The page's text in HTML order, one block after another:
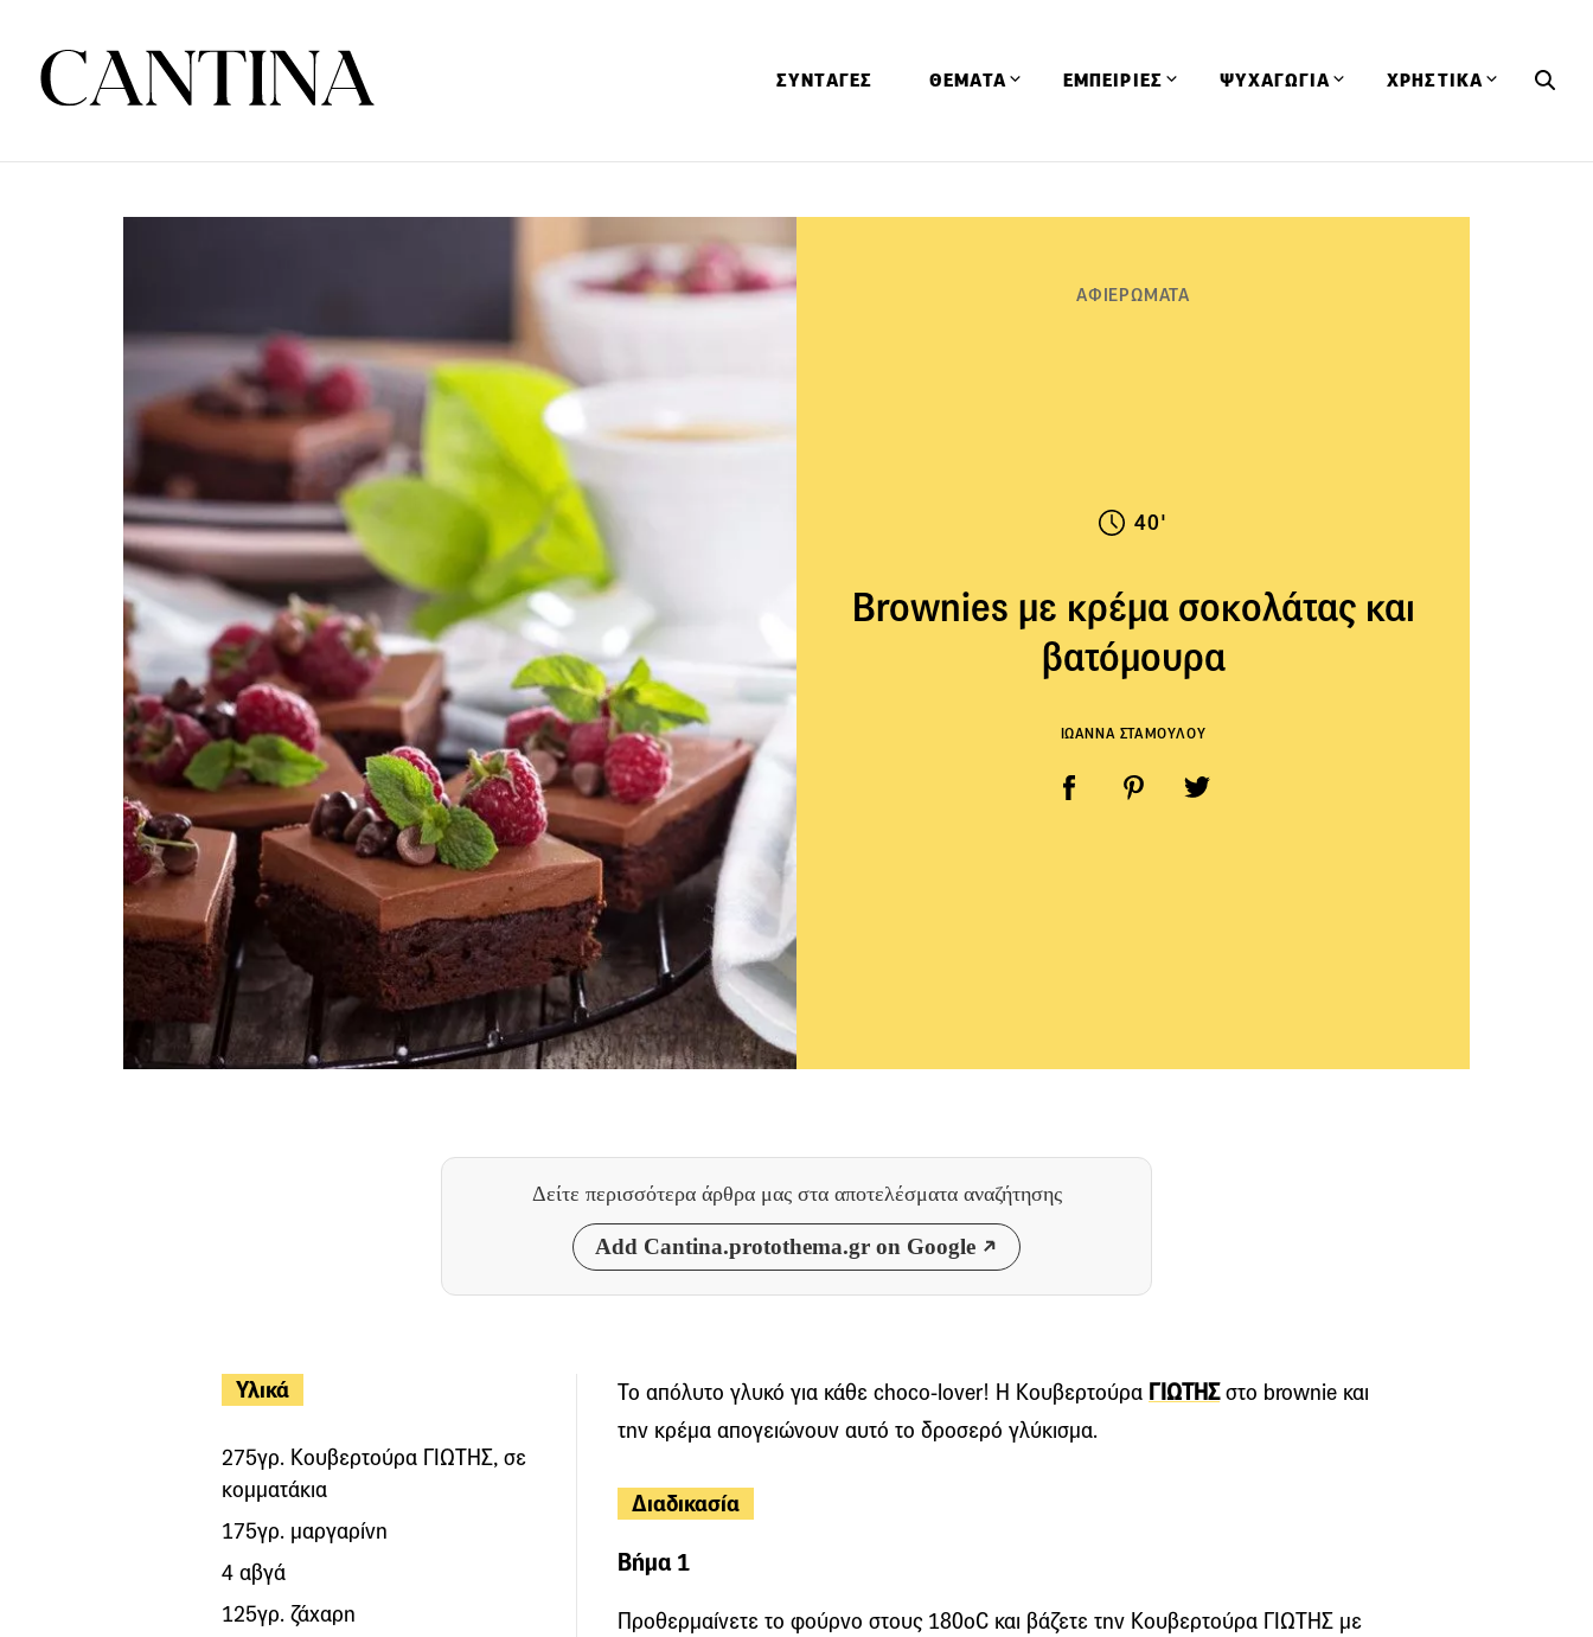
ΣΥΝΤΑΓΕΣ ΘΕΜΑΤΑ ΕΜΠΕΙΡΙΕΣ ΨΥΧΑΓΩΓΙΑ ΧΡΗΣΤΙΚΑ
ΑΦΙΕΡΩΜΑΤΑ
40'
Brownies με κρέμα σοκολάτας και
βατόμουρα
ΙΩΑΝΝΑ ΣΤΑΜΟΥΛΟΥ
Δείτε περισσότερα άρθρα μας στα αποτελέσματα αναζήτησης
Add Cantina.protothema.gr on Google
Υλικά
275γρ. Κουβερτούρα ΓΙΩΤΗΣ, σε
κομματάκια
175γρ. μαργαρίνη
4 αβγά
125γρ. ζάχαρη
Το απόλυτο γλυκό για κάθε choco-lover! Η Κουβερτούρα ΓΙΩΤΗΣστο brownie και
την κρέμα απογειώνουν αυτό το δροσερό γλύκισμα.
Διαδικασία
Βήμα 1
Προθερμαίνετε το φούρνο στους 180οC και βάζετε την Κουβερτούρα ΓΙΩΤΗΣ με